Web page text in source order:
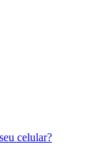
celular?